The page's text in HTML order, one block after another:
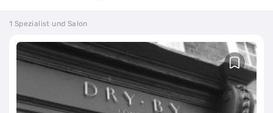
1 Spezialist und Salon